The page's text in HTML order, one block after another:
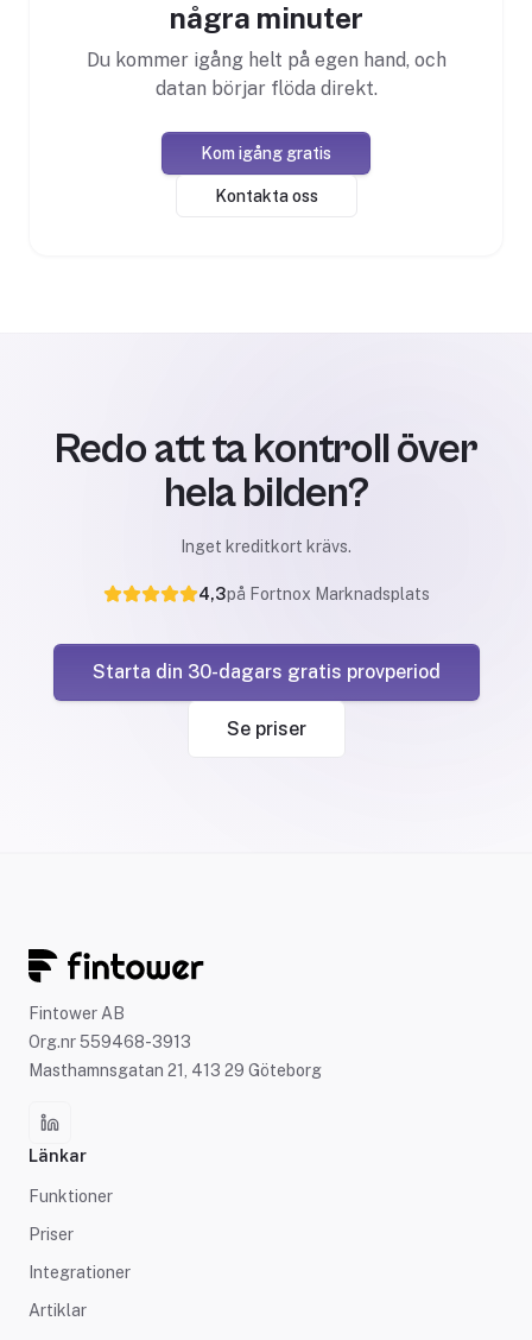
några minuter
Du kommer igång helt på egen hand, och
datan börjar flöda direkt.
Kom igång gratis
Kontakta oss
Redo att ta kontroll över
hela bilden?
Inget kreditkort krävs.
4,3på Fortnox Marknadsplats
Starta din 30-dagars gratis provperiod
Se priser
Fintower AB
Org.nr 559468-3913
Masthamnsgatan 21, 413 29 Göteborg
Länkar
Funktioner
Priser
Integrationer
Artiklar